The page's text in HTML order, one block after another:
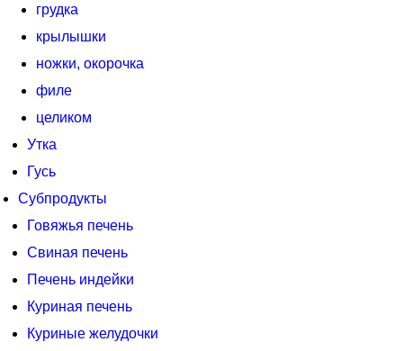
грудка
крылышки
ножки, окорочка
филе
целиком
Утка
Гусь
Субпродукты
Говяжья печень
Свиная печень
Печень индейки
Куриная печень
Куриные желудочки